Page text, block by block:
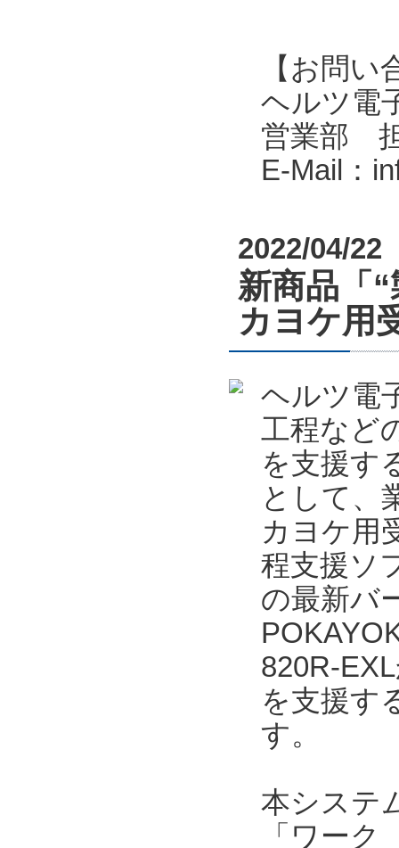
【お問い
ヘルツ電
営業部
E-Mail：
2022/04/22
新商品「
カヨケ用
ヘルツ電
工程など
を支援す
として、
カヨケ用
程支援ソ
の最新バ
820R-
を支援す
す。
本システ
「ワー